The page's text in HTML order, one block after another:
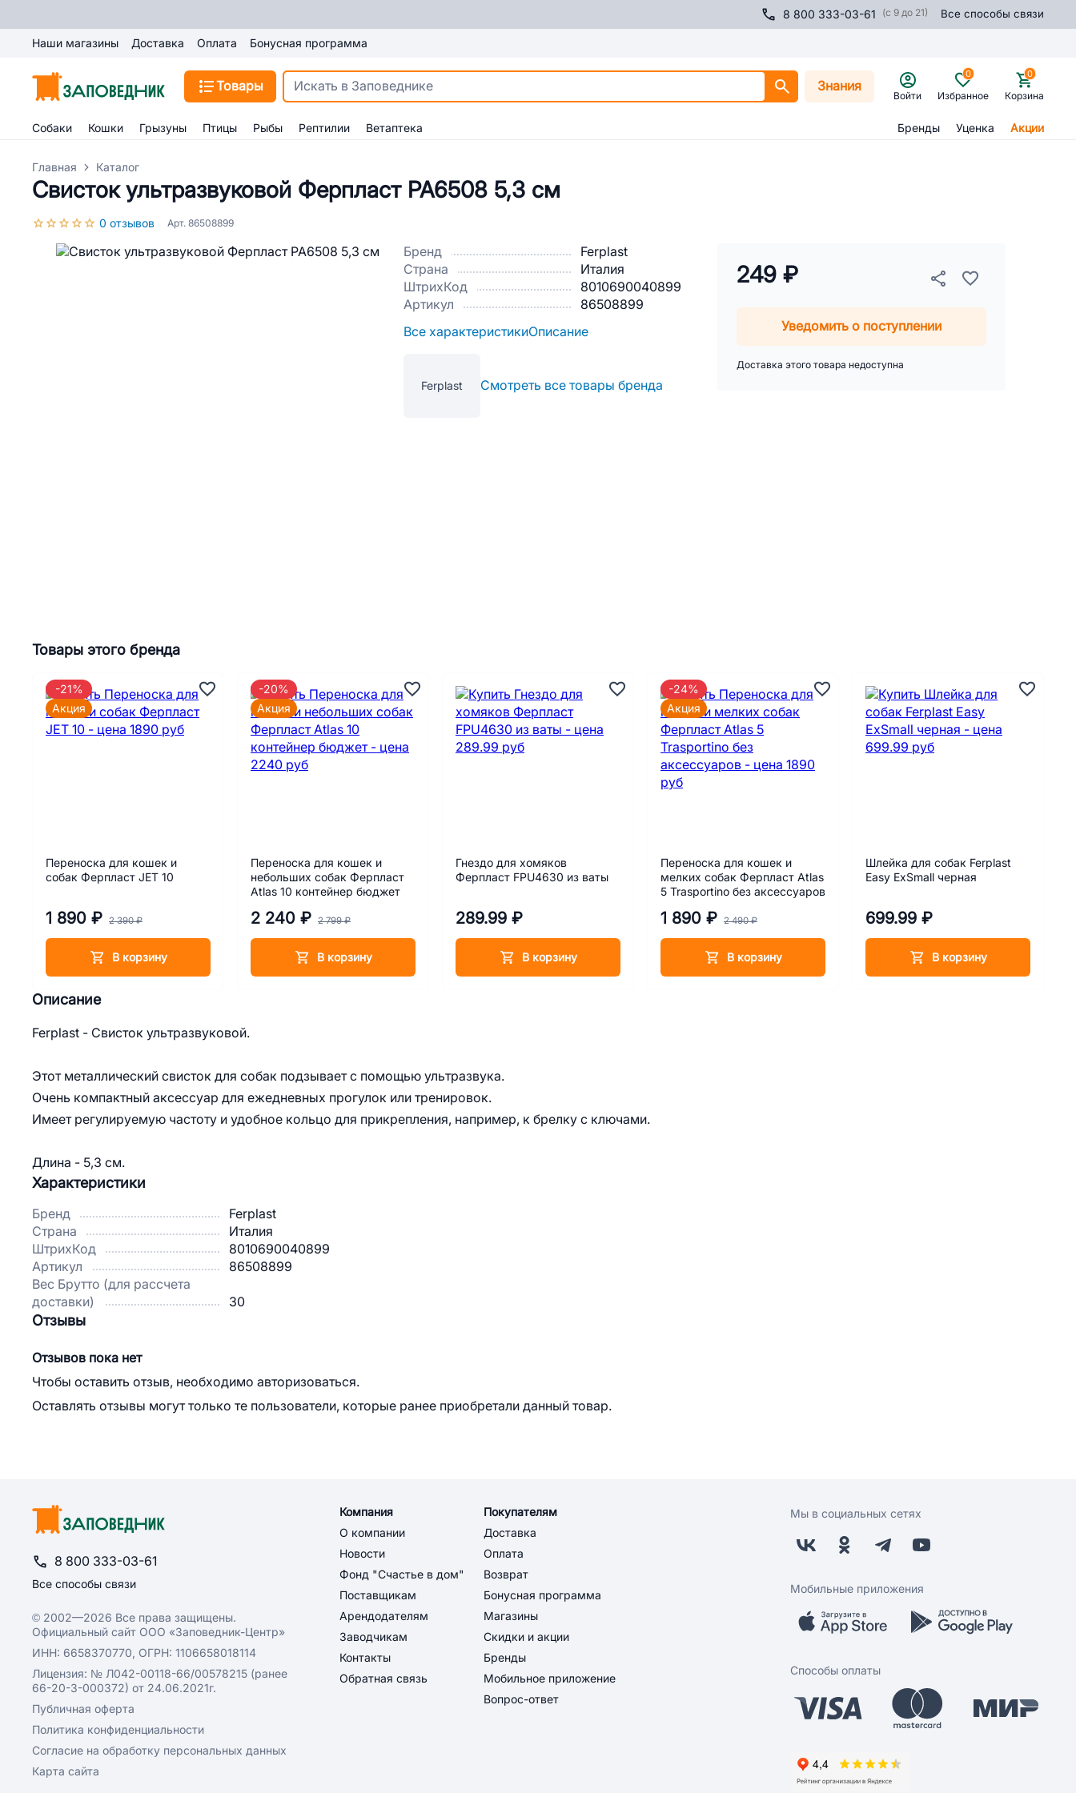
8 800 333-03-61 (с 9 до 21) Все способы связи
Наши магазины Доставка Оплата Бонусная программа
Товары Знания
Войти Избранное
0
Корзина
0
Собаки Кошки Грызуны Птицы Рыбы Рептилии Ветаптека Бренды Уценка Акции
Главная Каталог
Свисток ультразвуковой Ферпласт РА6508 5,3 см
0 отзывов Арт. 86508899
Бренд
Ferplast
Страна
Италия
ШтрихКод
8010690040899
Артикул
86508899
Все характеристикиОписание
Ferplast Смотреть все товары бренда
249 ₽
Уведомить о поступлении
Доставка этого товара недоступна
Описание
Ferplast - Свисток ультразвуковой.
Этот металлический свисток для собак подзывает с помощью ультразвука.
Очень компактный аксессуар для ежедневных прогулок или тренировок.
Имеет регулируемую частоту и удобное кольцо для прикрепления, например, к брелку с ключами.
Длина - 5,3 см.
Товары этого бренда
Переноска для кошек и
собак Ферпласт JET 10
1 890 ₽ 2 390 ₽
В корзину
-21%
Акция
Переноска для кошек и
небольших собак Ферпласт
Atlas 10 контейнер бюджет
2 240 ₽ 2 799 ₽
В корзину
-20%
Акция
Гнездо для хомяков
Ферпласт FPU4630 из ваты
289.99 ₽
В корзину
Переноска для кошек и
мелких собак Ферпласт Atlas
5 Trasportino без аксессуаров
1 890 ₽ 2 490 ₽
В корзину
-24%
Акция
Шлейка для собак Ferplast
Easy ExSmall черная
699.99 ₽
В корзину
Характеристики
Бренд
Ferplast
Страна
Италия
ШтрихКод
8010690040899
Артикул
86508899
Вес Брутто (для рассчета
доставки)
30
Отзывы
Отзывов пока нет
Чтобы оставить отзыв, необходимо авторизоваться.
Оставлять отзывы могут только те пользователи, которые ранее приобретали данный товар.
8 800 333-03-61
Все способы связи
© 2002—2026 Все права защищены.
Официальный сайт ООО «Заповедник-Центр»
ИНН: 6658370770, ОГРН: 1106658018114
Лицензия: № Л042-00118-66/00578215 (ранее
66-20-3-000372) от 24.06.2021г.
Публичная оферта
Политика конфиденциальности
Согласие на обработку персональных данных
Карта сайта
Компания
О компании
Новости
Фонд "Счастье в дом"
Поставщикам
Арендодателям
Заводчикам
Контакты
Обратная связь
Покупателям
Доставка
Оплата
Возврат
Бонусная программа
Магазины
Скидки и акции
Бренды
Мобильное приложение
Вопрос-ответ
Мы в социальных сетях
Мобильные приложения
Способы оплаты